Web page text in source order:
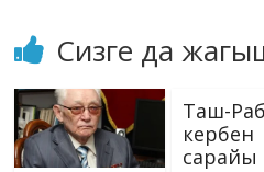
Сизге да
Таш-
кербен
сарайы